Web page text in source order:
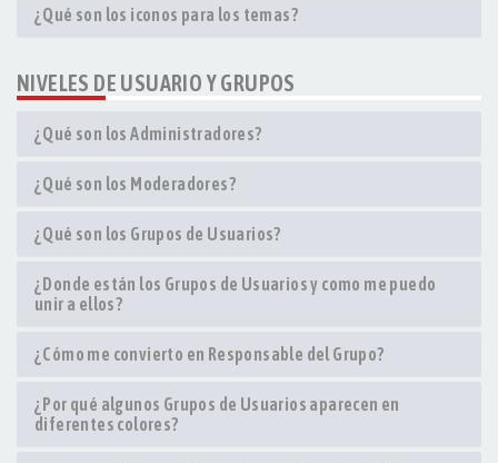
¿Qué son los iconos para los temas?
NIVELES DE USUARIO Y GRUPOS
¿Qué son los Administradores?
¿Qué son los Moderadores?
¿Qué son los Grupos de Usuarios?
¿Donde están los Grupos de Usuarios y como me puedo
unir a ellos?
¿Cómo me convierto en Responsable del Grupo?
¿Por qué algunos Grupos de Usuarios aparecen en
diferentes colores?